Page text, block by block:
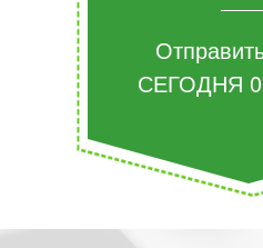
СЕГОДНЯ